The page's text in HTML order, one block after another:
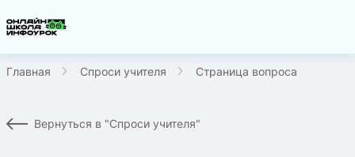
Главная Спроси учителя Страница вопроса
Вернуться в "Спроси учителя"